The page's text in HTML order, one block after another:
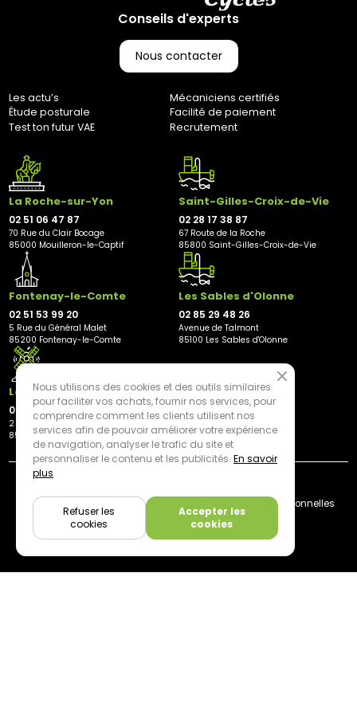
(CGV), les frais de retour sont à votre charge, sauf en cas
d'erreur de notre part. Pour toute question, n'hésitez pas à
nous contacter au 0251064787 ou par e-mail à
marketing@bernaudeaucycles.fr.
Bernaudeau Cycles
70 rue du Clair Bocage
85000, Mouilleron-Le-Captif
Conseils d'experts
Nous contacter
Les actu’s
Mécaniciens certifiés
Étude posturale
Facilité de paiement
Test ton futur VAE
Recrutement
La Roche-sur-Yon
02 51 06 47 87
70 Rue du Clair Bocage
85000 Mouilleron-le-Captif
Saint-Gilles-Croix-de-Vie
02 28 17 38 87
67 Route de la Roche
85800 Saint-Gilles-Croix-de-Vie
Fontenay-le-Comte
02 51 53 99 20
5 Rue du Général Malet
85200 Fontenay-le-Comte
Les Sables d'Olonne
02 85 29 48 26
Avenue de Talmont
85100 Les Sables d'Olonne
Les Herbiers
02 21 81 23 11
2 rue des Peupliers
85500 Les Herbiers
Livraison
Plan du site Mentions légales
Données personnelles
Cookies
Nous utilisons des cookies et des outils similaires
pour faciliter vos achats, fournir nos services, pour
comprendre comment les clients utilisent nos
services afin de pouvoir améliorer votre expérience
de navigation, analyser le trafic du site et
personnaliser le contenu et les publicités. En savoir
plus
Accepter les
cookies
Refuser les
cookies